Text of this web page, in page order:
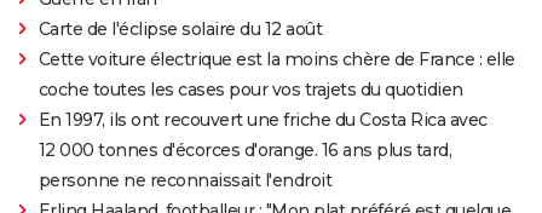
Carte de l'éclipse solaire du 12 août
Cette voiture électrique est la moins chère de France : elle
coche toutes les cases pour vos trajets du quotidien
En 1997, ils ont recouvert une friche du Costa Rica avec
12 000 tonnes d'écorces d'orange. 16 ans plus tard,
personne ne reconnaissait l'endroit